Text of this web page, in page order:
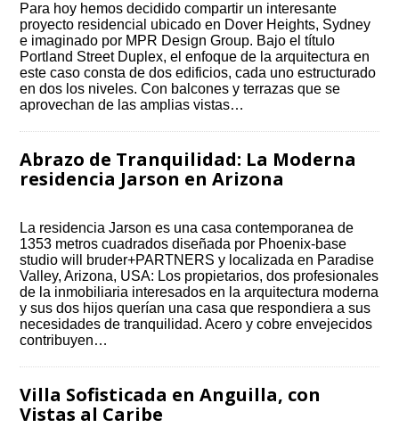
Para hoy hemos decidido compartir un interesante
proyecto residencial ubicado en Dover Heights, Sydney
e imaginado por MPR Design Group. Bajo el título
Portland Street Duplex, el enfoque de la arquitectura en
este caso consta de dos edificios, cada uno estructurado
en dos los niveles. Con balcones y terrazas que se
aprovechan de las amplias vistas…
Abrazo de Tranquilidad: La Moderna
residencia Jarson en Arizona
La residencia Jarson es una casa contemporanea de
1353 metros cuadrados diseñada por Phoenix-base
studio will bruder+PARTNERS y localizada en Paradise
Valley, Arizona, USA: Los propietarios, dos profesionales
de la inmobiliaria interesados en la arquitectura moderna
y sus dos hijos querían una casa que respondiera a sus
necesidades de tranquilidad. Acero y cobre envejecidos
contribuyen…
Villa Sofisticada en Anguilla, con
Vistas al Caribe